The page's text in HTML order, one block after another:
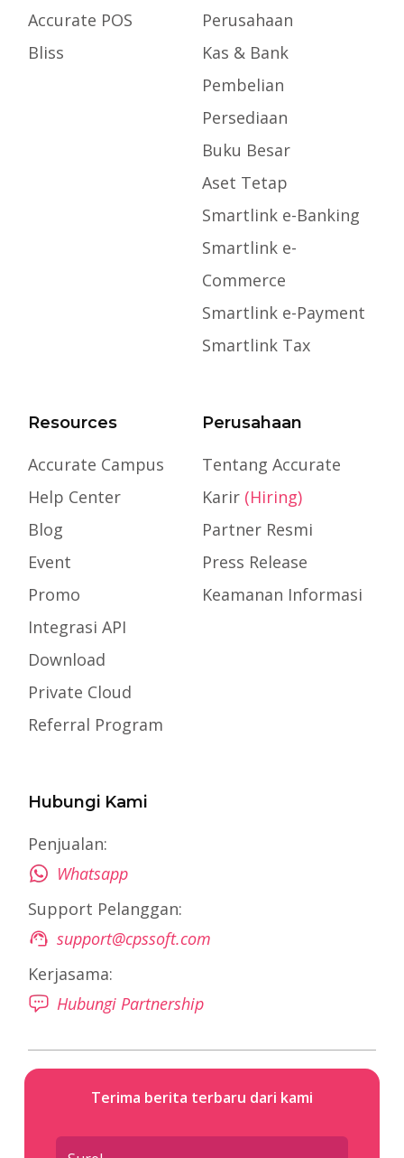
Accurate POS
Bliss
Perusahaan
Kas & Bank
Pembelian
Persediaan
Buku Besar
Aset Tetap
Smartlink e-Banking
Smartlink e-
Commerce
Smartlink e-Payment
Smartlink Tax
Resources
Accurate Campus
Help Center
Blog
Event
Promo
Integrasi API
Download
Private Cloud
Referral Program
Perusahaan
Tentang Accurate
Karir (Hiring)
Partner Resmi
Press Release
Keamanan Informasi
Hubungi Kami
Penjualan:
Whatsapp
Support Pelanggan:
support@cpssoft.com
Kerjasama:
Hubungi Partnership
Terima berita terbaru dari kami